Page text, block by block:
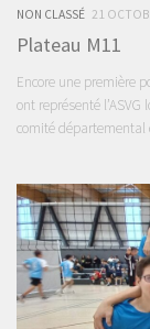
NON CLASSÉ 21
Plateau M11
Encore une première
ont représenté
comité départemental